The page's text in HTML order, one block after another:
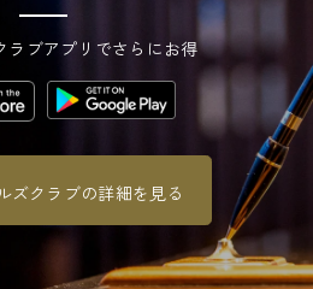
ラブアプリでさらにお得
ズクラブの詳細を見る